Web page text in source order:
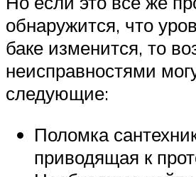
обнаружится, что
баке изменится, то
неисправностями
следующие:
Поломка
приводящая к